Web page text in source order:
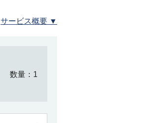
サービス概要 ▼
数量
1